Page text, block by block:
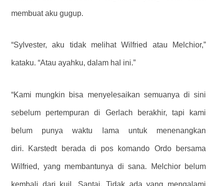
membuat aku gugup.
“Sylvester, aku tidak melihat Wilfried atau Melchior,”
kataku. “Atau ayahku, dalam hal ini.”
“Kami mungkin bisa menyelesaikan semuanya di sini
sebelum pertempuran di Gerlach berakhir, tapi kami
belum punya waktu lama untuk menenangkan
diri. Karstedt berada di pos komando Ordo bersama
Wilfried, yang membantunya di sana. Melchior belum